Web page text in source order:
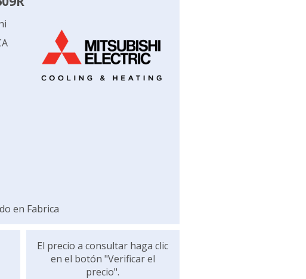
en Fabrica
El precio a consultar haga clic
en el botón "Verificar el
precio".